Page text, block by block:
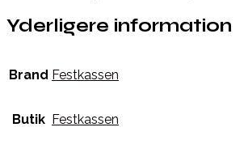
Yderligere information
Brand Festkassen
Butik Festkassen